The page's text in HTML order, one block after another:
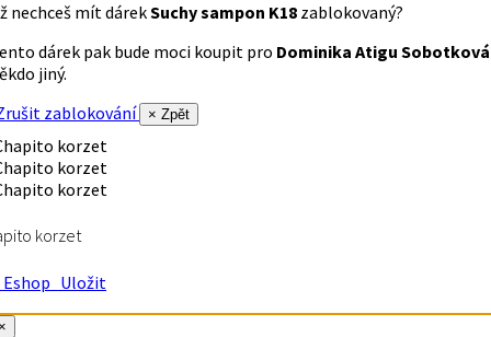
nechceš mít dárekSuchy sampon K18 zablokovaný?
dárek pak bude moci koupit pro Dominika Atigu Sobotková
jiný.
zablokování
× Zpět
korzet
Uložit